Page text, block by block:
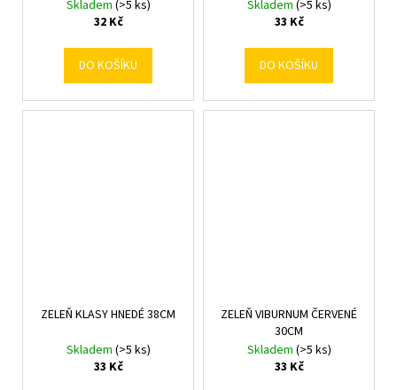
Skladem (>5 ks)
32 Kč
DO KOŠÍKU
Skladem (>5 ks)
33 Kč
DO KOŠÍKU
ZELEŇ KLASY HNEDÉ 38CM
Skladem (>5 ks)
33 Kč
ZELEŇ VIBURNUM ČERVENÉ
30CM
Skladem (>5 ks)
33 Kč